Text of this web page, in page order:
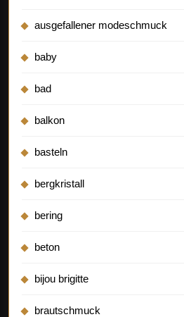
ausgefallener modeschmuck
baby
bad
balkon
basteln
bergkristall
bering
beton
bijou brigitte
brautschmuck